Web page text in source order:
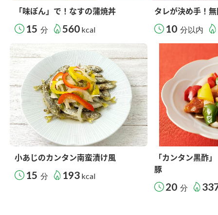
「味ぽん」で！なすの蒲焼丼
15 分 560 kcal
タレが決め手！
10 分以内
小あじのカンタン南蛮漬け風
15 分 193 kcal
「カンタン黒酢
豚
20 分